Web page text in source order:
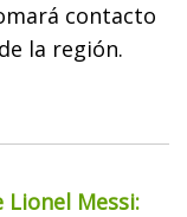
contacto
la región.
Lionel Messi: